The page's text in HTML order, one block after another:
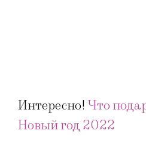
Интересно!Что
Новый год 2022